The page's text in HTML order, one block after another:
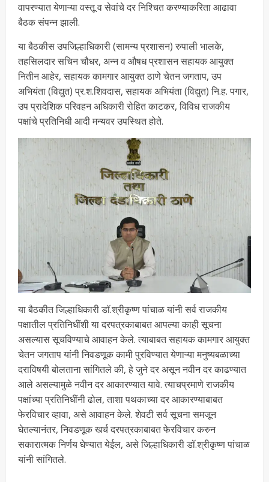
वापरण्यात येणाऱ्या वस्तू व सेवांचे दर निश्चित करण्याकरिता आढावा
बैठक संपन्न झाली.
या बैठकीस उपजिल्हाधिकारी (सामन्य प्रशासन) रुपाली भालके,
तहसिलदार सचिन चौधर, अन्न व औषध प्रशासन सहायक आयुक्त
नितीन आहेर, सहायक कामगार आयुक्त ठाणे चेतन जगताप, उप
अभियंता (विद्युत) प्र.श.शिवदास, सहायक अभियंता (विद्युत) नि.ह. पगार,
उप प्रादेशिक परिवहन अधिकारी रोहित काटकर, विविध राजकीय
पक्षांचे प्रतिनिधी आदी मन्यवर उपस्थित होते.
या बैठकीत जिल्हाधिकारी डॉ.श्रीकृष्ण पांचाळ यांनी सर्व राजकीय
पक्षातील प्रतिनिधींशी या दरपत्रकाबाबत आपल्या काही सूचना
असल्यास सूचविण्याचे आवाहन केले. त्याबाबत सहायक कामगार आयुक्त
चेतन जगताप यांनी निवडणूक कामी पुरविण्यात येणाऱ्या मनुष्यबळाच्या
दराविषयी बोलताना सांगितले की, हे जुने दर असून नवीन दर काढण्यात
आले असल्यामुळे नवीन दर आकारण्यात यावे. त्याचप्रमाणे राजकीय
पक्षांच्या प्रतिनिधींनी ढोल, ताशा पथकाच्या दर आकारण्याबाबत
फेरविचार व्हावा, असे आवाहन केले. शेवटी सर्व सूचना समजून
घेतल्यानंतर, निवडणूक खर्च दरपत्रकाबाबत फेरविचार करुन
सकारात्मक निर्णय घेण्यात येईल, असे जिल्हाधिकारी डॉ.श्रीकृष्ण पांचाळ
यांनी सांगितले.